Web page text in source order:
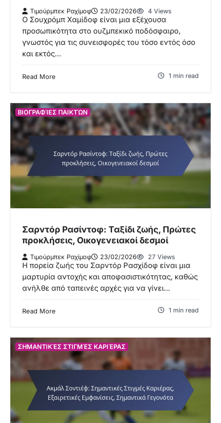
Τιμούρμπεκ Ραχίμοφ 23/02/2026 4 Views
Ο Σουχρόμπ Χαμίδοφ είναι μια εξέχουσα
προσωπικότητα στο ουζμπεκικό ποδόσφαιρο,
γνωστός για τις συνεισφορές του τόσο εντός όσο
και εκτός…
Read More 1 min read
ΒΙΟΓΡΑΦΊΕΣ ΠΑΙΚΤΏΝ
Σαρντόρ Ρασίντοφ: Ταξίδι ζωής, Πρώτες
προκλήσεις, Οικογενειακοί δεσμοί
Τιμούρμπεκ Ραχίμοφ 23/02/2026 27 Views
Η πορεία ζωής του Σαρντόρ Ρασχίδοφ είναι μια
μαρτυρία αντοχής και αποφασιστικότητας, καθώς
ανήλθε από ταπεινές αρχές για να γίνει…
Read More 1 min read
ΣΗΜΑΝΤΙΚΈΣ ΣΤΙΓΜΈΣ ΚΑΡΙΈΡΑΣ